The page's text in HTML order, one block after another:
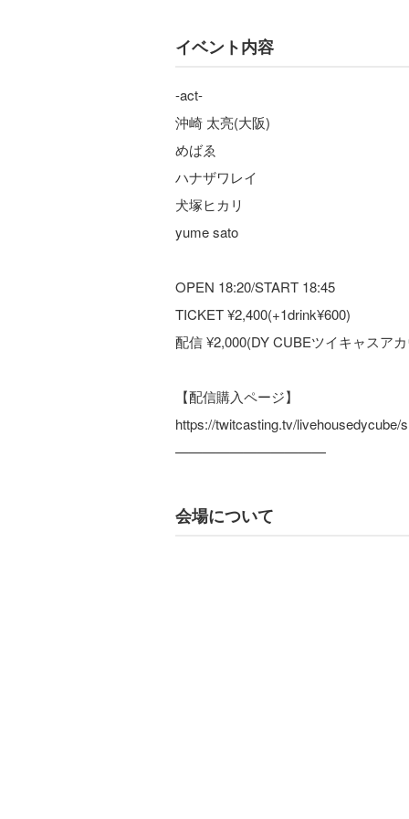
イベント内容
-act-
沖崎 太亮(大阪)
めばゑ
ハナザワレイ
犬塚ヒカリ
yume sato
OPEN 18:20/START 18:45
TICKET ¥2,400(+1drink¥600)
配信 ¥2,000(DY CUBEツイキャスア
【配信購入ページ】
https://twitcasting.tv/livehousedycube/
———————————
会場について